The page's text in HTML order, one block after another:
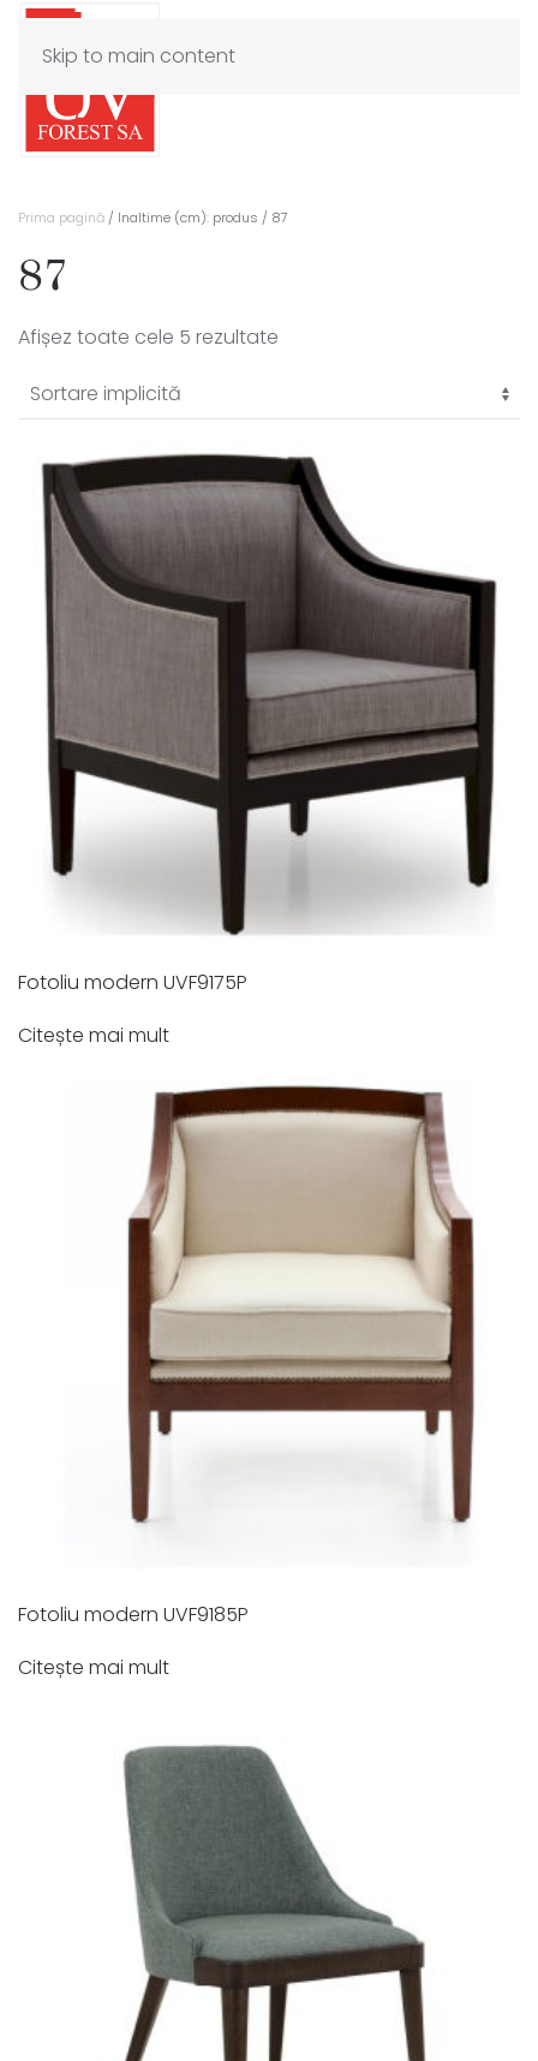
Skip to main content
Prima pagină / Inaltime (cm): produs / 87
87
Afișez toate cele 5 rezultate
Fotoliu modern UVF9175P
Citește mai mult
Fotoliu modern UVF9185P
Citește mai mult